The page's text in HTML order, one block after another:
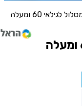
60 ומעלה
למוצרים